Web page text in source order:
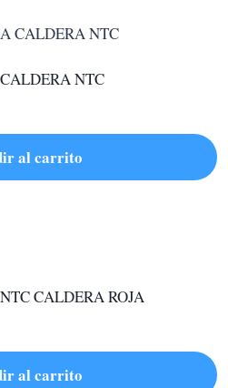
NTC
al carrito
CALDERA ROJA
al carrito